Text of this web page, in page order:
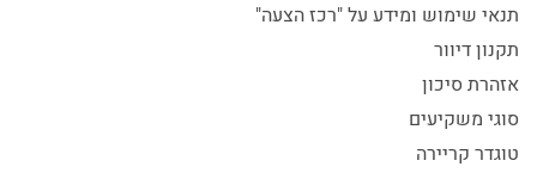
תנאי שימוש ומידע על "רכז הצעה"
תקנון דיוור
אזהרת סיכון
סוגי משקיעים
טוגדר קריירה